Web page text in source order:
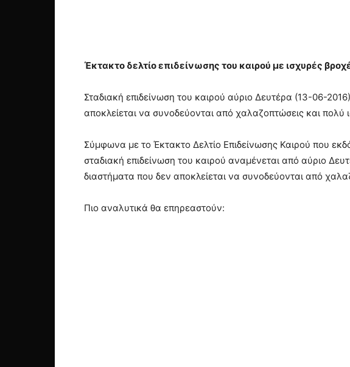
Έκτακτο δελτίο επιδείνωσης του καιρού με ισχυρές
Σταδιακή επιδείνωση του καιρού αύριο Δευτέρα (13-06-
αποκλείεται να συνοδεύονται από χαλαζοπτώσεις και πολύ
Σύμφωνα με το Έκτακτο Δελτίο Επιδείνωσης Καιρού που
σταδιακή επιδείνωση του καιρού αναμένεται από αύριο
διαστήματα που δεν αποκλείεται να συνοδεύονται από
Πιο αναλυτικά θα επηρεαστούν: